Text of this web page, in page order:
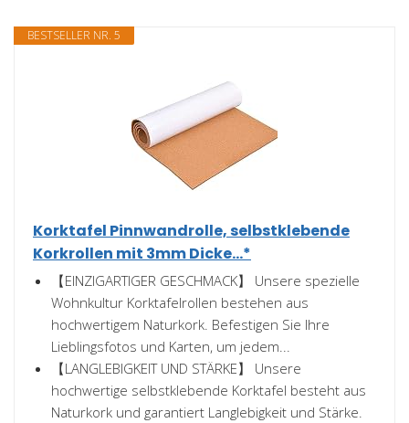
BESTSELLER NR. 5
Korktafel Pinnwandrolle, selbstklebende
Korkrollen mit 3mm Dicke...*
【EINZIGARTIGER GESCHMACK】 Unsere spezielle
Wohnkultur Korktafelrollen bestehen aus
hochwertigem Naturkork. Befestigen Sie Ihre
Lieblingsfotos und Karten, um jedem...
【LANGLEBIGKEIT UND STÄRKE】 Unsere
hochwertige selbstklebende Korktafel besteht aus
Naturkork und garantiert Langlebigkeit und Stärke.